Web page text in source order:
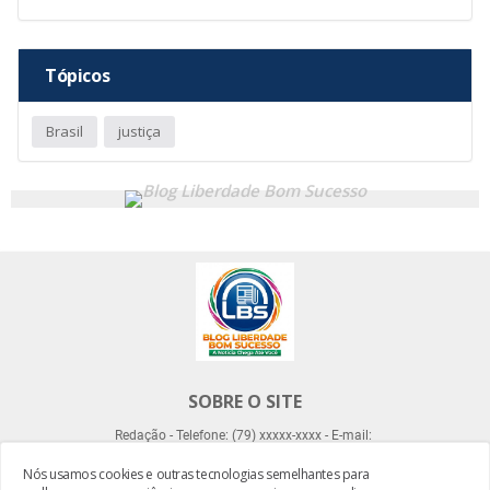
Tópicos
Brasil justiça
SOBRE O SITE
Redação - Telefone: (79) xxxxx-xxxx - E-mail:
Nós usamos cookies e outras tecnologias semelhantes para